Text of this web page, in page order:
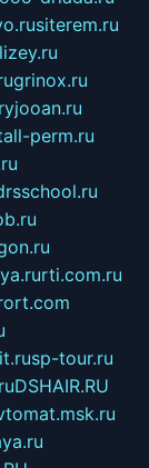
siterem.ru
grinox.ru
perm.ru
rti.com.ru
sp-tour.ru
DSHAIR.RU